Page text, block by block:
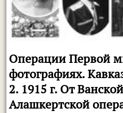
Операции Первой
фотографиях.
2. 1915 г. От
Алашкертской